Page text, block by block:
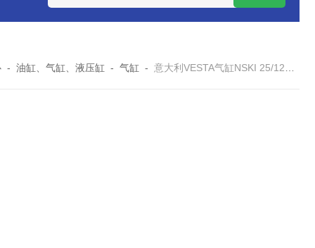
-油缸、气缸、液压缸 -气缸 -意大利VESTA气缸NSKI 25/125 M